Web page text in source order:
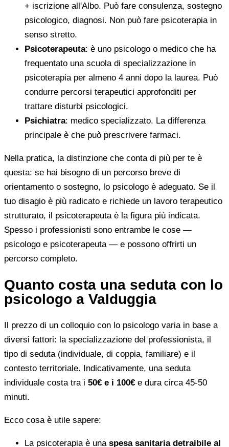
+ iscrizione all'Albo. Può fare consulenza, sostegno
psicologico, diagnosi. Non può fare psicoterapia in
senso stretto.
Psicoterapeuta: è uno psicologo o medico che ha
frequentato una scuola di specializzazione in
psicoterapia per almeno 4 anni dopo la laurea. Può
condurre percorsi terapeutici approfonditi per
trattare disturbi psicologici.
Psichiatra: medico specializzato. La differenza
principale è che può prescrivere farmaci.
Nella pratica, la distinzione che conta di più per te è
questa: se hai bisogno di un percorso breve di
orientamento o sostegno, lo psicologo è adeguato. Se il
tuo disagio è più radicato e richiede un lavoro terapeutico
strutturato, il psicoterapeuta è la figura più indicata.
Spesso i professionisti sono entrambe le cose —
psicologo e psicoterapeuta — e possono offrirti un
percorso completo.
Quanto costa una seduta con lo
psicologo a Valduggia
Il prezzo di un colloquio con lo psicologo varia in base a
diversi fattori: la specializzazione del professionista, il
tipo di seduta (individuale, di coppia, familiare) e il
contesto territoriale. Indicativamente, una seduta
individuale costa tra i 50€ e i 100€ e dura circa 45-50
minuti.
Ecco cosa è utile sapere:
La psicoterapia è una spesa sanitaria detraibile al